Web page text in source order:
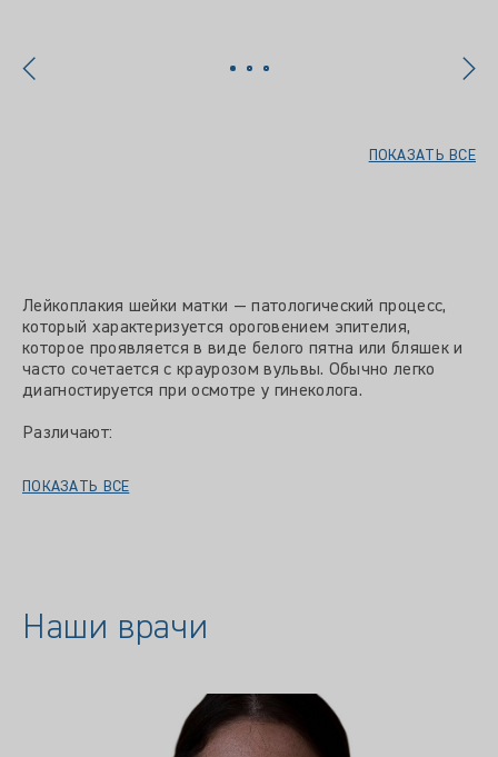
ПОКАЗАТЬ ВСЕ
Лейкоплакия шейки матки — патологический процесс,
который характеризуется ороговением эпителия,
которое проявляется в виде белого пятна или бляшек и
часто сочетается с краурозом вульвы. Обычно легко
диагностируется при осмотре у гинеколога.
Различают:
ПОКАЗАТЬ ВСЕ
Наши врачи